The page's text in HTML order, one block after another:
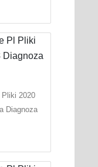
2020
Diagnoza